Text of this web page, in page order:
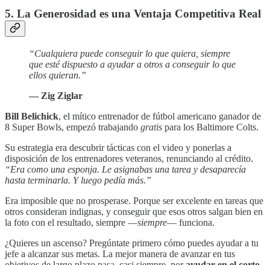
5. La Generosidad es una Ventaja Competitiva Real
“Cualquiera puede conseguir lo que quiera, siempre
que esté dispuesto a ayudar a otros a conseguir lo que
ellos quieran.”
— Zig Ziglar
Bill Belichick, el mítico entrenador de fútbol americano ganador de
8 Super Bowls, empezó trabajando gratis para los Baltimore Colts.
Su estrategia era descubrir tácticas con el video y ponerlas a
disposición de los entrenadores veteranos, renunciando al crédito.
“Era como una esponja. Le asignabas una tarea y desaparecía
hasta terminarla. Y luego pedía más.”
Era imposible que no prosperase. Porque ser excelente en tareas que
otros consideran indignas, y conseguir que esos otros salgan bien en
la foto con el resultado, siempre —siempre— funciona.
¿Quieres un ascenso? Pregúntate primero cómo puedes ayudar a tu
jefe a alcanzar sus metas. La mejor manera de avanzar en tus